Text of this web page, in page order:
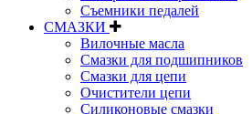
Съемники педалей
СМАЗКИ
Вилочные масла
Смазки для подшипников
Смазки для цепи
Очистители цепи
Силиконовые смазки